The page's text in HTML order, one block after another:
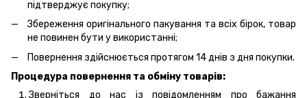
підтверджує покупку;
Збереження оригінального пакування та всіх бірок, товар
не повинен бути у використанні;
Повернення здійснюється протягом 14 днів з дня покупки.
Процедура повернення та обміну товарів:
Зверніться до нас із повідомленням про бажання